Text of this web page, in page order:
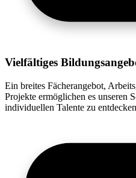
Vielfältiges
Ein breites Fächerangebot,
Projekte ermöglichen es unseren
individuellen Talente zu